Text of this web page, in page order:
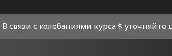
В связи с колебаниями курса $ уточняйте